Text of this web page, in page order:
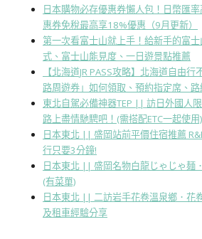
日本購物必存優惠券懶人包！日幣匯
惠券免稅最高享18%優惠（9月更新）
第一次看富士山就上手！給新手的富
式、富士山能見度、一日遊景點推薦
【北海道JR PASS攻略】北海道自由
路周遊券」如何領取、預約指定席、路
東北自駕必備神器TEP || 訪日外國人
路上盡情馳騁吧！(需搭配ETC一起使用)
日本東北 || 盛岡站前平價住宿推薦
行只要3分鐘!
日本東北 || 盛岡名物白龍じゃじゃ麺
(有菜單)
日本東北 || 二訪岩手花卷溫泉鄉．花
及租車經驗分享